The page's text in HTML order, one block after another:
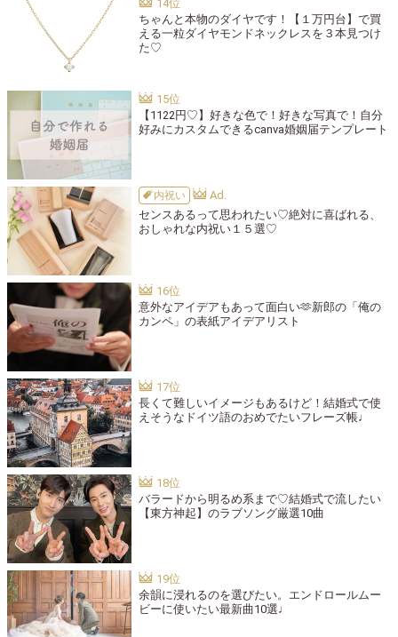
ちゃんと本物のダイヤです！【１万円台】で買
える一粒ダイヤモンドネックレスを３本見つけ
た♡
【1122円♡】好きな色で！好きな写真で！自分
好みにカスタムできるcanva婚姻届テンプレート
内祝い
センスあるって思われたい♡絶対に喜ばれる、
おしゃれな内祝い１５選♡
意外なアイデアもあって面白い🫶新郎の「俺の
カンペ」の表紙アイデアリスト
長くて難しいイメージもあるけど！結婚式で使
えそうなドイツ語のおめでたいフレーズ帳♩
バラードから明るめ系まで♡結婚式で流したい
【東方神起】のラブソング厳選10曲
余韻に浸れるのを選びたい。エンドロールムー
ビーに使いたい最新曲10選♩